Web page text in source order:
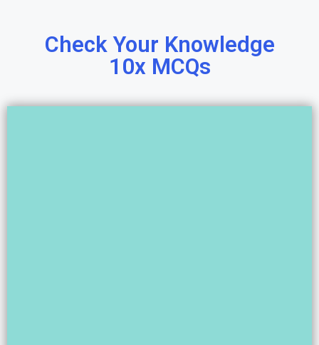
Check Your Knowledge
10x MCQs